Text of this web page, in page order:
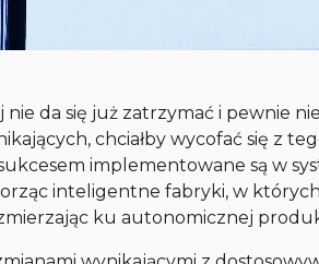
da się już zatrzymać i pewnie
chciałby wycofać się z
implementowane są w
inteligentne fabryki, w
zmierzając ku autonomicznej